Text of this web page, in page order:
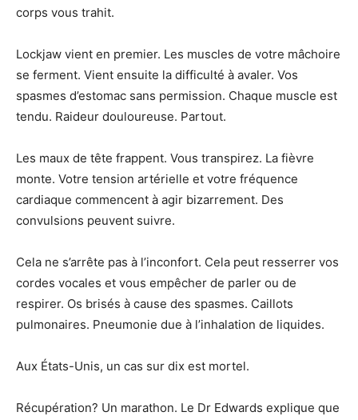
corps vous trahit.
Lockjaw vient en premier. Les muscles de votre mâchoire
se ferment. Vient ensuite la difficulté à avaler. Vos
spasmes d’estomac sans permission. Chaque muscle est
tendu. Raideur douloureuse. Partout.
Les maux de tête frappent. Vous transpirez. La fièvre
monte. Votre tension artérielle et votre fréquence
cardiaque commencent à agir bizarrement. Des
convulsions peuvent suivre.
Cela ne s’arrête pas à l’inconfort. Cela peut resserrer vos
cordes vocales et vous empêcher de parler ou de
respirer. Os brisés à cause des spasmes. Caillots
pulmonaires. Pneumonie due à l’inhalation de liquides.
Aux États-Unis, un cas sur dix est mortel.
Récupération? Un marathon. Le Dr Edwards explique que